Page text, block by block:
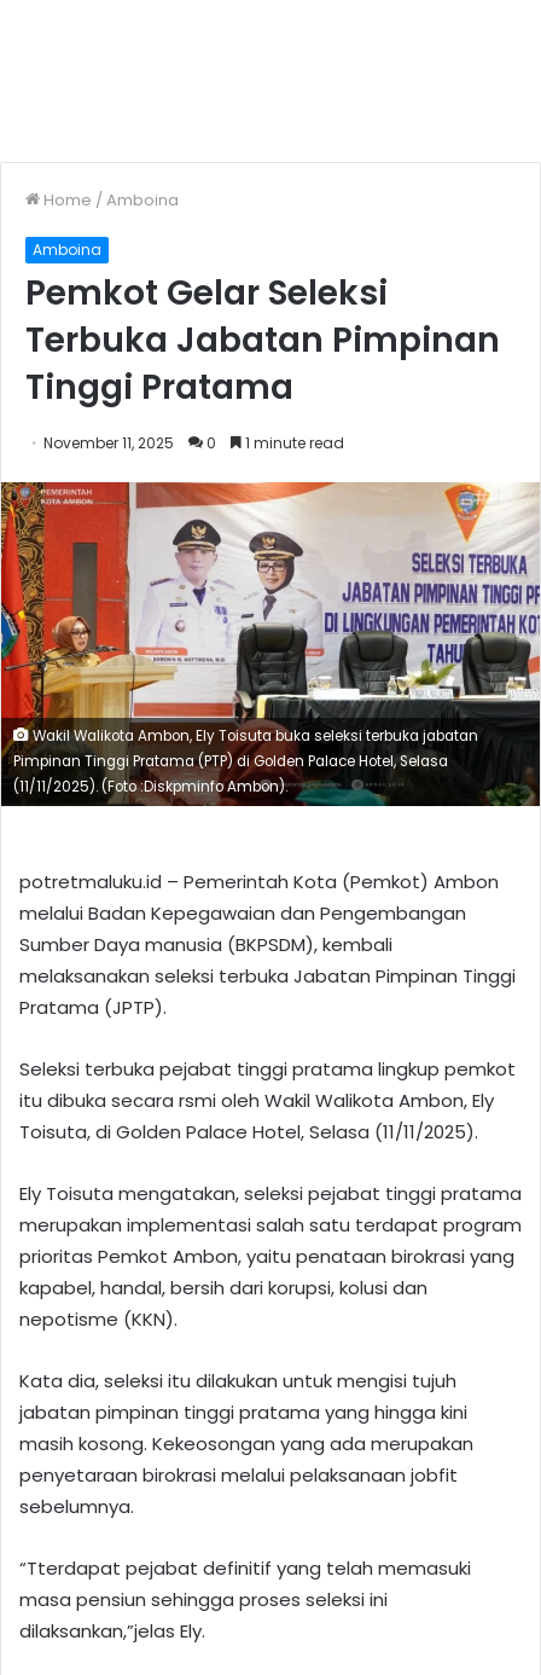
Home /Amboina
Amboina
Pemkot Gelar Seleksi
Terbuka Jabatan Pimpinan
Tinggi Pratama
November 11, 2025 0 1 minute read
Wakil Walikota Ambon, Ely Toisuta buka seleksi terbuka jabatan
Pimpinan Tinggi Pratama (PTP) di Golden Palace Hotel, Selasa
(11/11/2025). (Foto :Diskpminfo Ambon).
potretmaluku.id – Pemerintah Kota (Pemkot) Ambon
melalui Badan Kepegawaian dan Pengembangan
Sumber Daya manusia (BKPSDM), kembali
melaksanakan seleksi terbuka Jabatan Pimpinan Tinggi
Pratama (JPTP).
Seleksi terbuka pejabat tinggi pratama lingkup pemkot
itu dibuka secara rsmi oleh Wakil Walikota Ambon, Ely
Toisuta, di Golden Palace Hotel, Selasa (11/11/2025).
Ely Toisuta mengatakan, seleksi pejabat tinggi pratama
merupakan implementasi salah satu terdapat program
prioritas Pemkot Ambon, yaitu penataan birokrasi yang
kapabel, handal, bersih dari korupsi, kolusi dan
nepotisme (KKN).
Kata dia, seleksi itu dilakukan untuk mengisi tujuh
jabatan pimpinan tinggi pratama yang hingga kini
masih kosong. Kekeosongan yang ada merupakan
penyetaraan birokrasi melalui pelaksanaan jobfit
sebelumnya.
“Tterdapat pejabat definitif yang telah memasuki
masa pensiun sehingga proses seleksi ini
dilaksankan,”jelas Ely.